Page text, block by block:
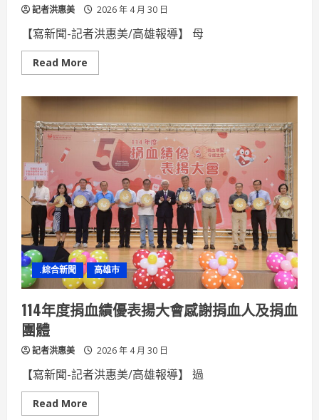
記者洪惠美 2026 年 4 月 30 日
【寫新聞-記者洪惠美/高雄報導】 母
Read More
more
「後
悔」
成
為
人
母
的
禁
忌
是
看
診
多
次
才
有
勇
氣
說
出
的
秘
密
醫
網
伸
援:
.綜合新聞 高雄市
114年度捐血績優表揚大會感謝捐血人及捐血
團體
記者洪惠美 2026 年 4 月 30 日
【寫新聞-記者洪惠美/高雄報導】 過
Read More
more